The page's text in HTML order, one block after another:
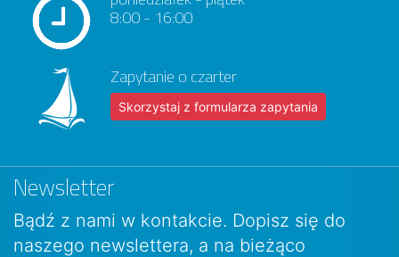
8:00 - 16:00
Zapytanie o czarter
Skorzystaj z formularza zapytania
Newsletter
Bądź z nami w kontakcie. Dopisz się do
naszego newslettera, a na bieżąco